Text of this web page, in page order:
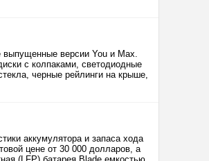
выпущенные версии You и Max.
с колпаками, светодиодные
черные рейлинги на крыше,
аккумулятора и запаса хода
цене от 30 000 долларов, а